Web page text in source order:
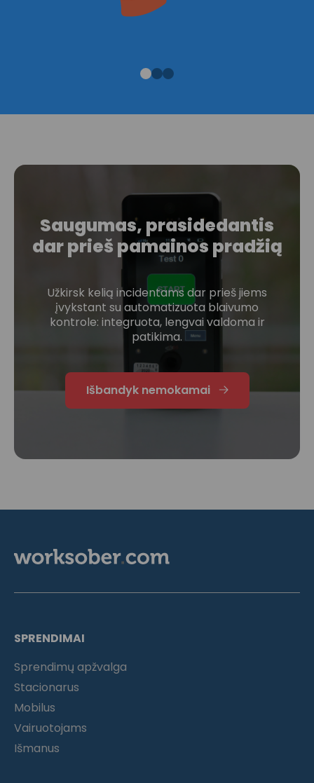
Saugumas, prasidedantis
dar prieš pamainos pradžią
Užkirsk kelią incidentams dar prieš jiems
įvykstant su automatizuota blaivumo
kontrole: integruota, lengvai valdoma ir
patikima.
Išbandyk nemokamai
SPRENDIMAI
Sprendimų apžvalga
Stacionarus
Mobilus
Vairuotojams
Išmanus